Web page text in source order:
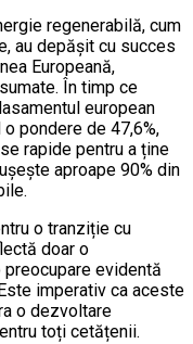
regenerabilă, cum
au depășit cu succes
Europeană,
În timp ce
european
pondere de 47,6%,
rapide pentru a ține
aproape 90% din
o tranziție cu
doar o
evidentă
imperativ ca aceste
o dezvoltare
toți cetățenii.